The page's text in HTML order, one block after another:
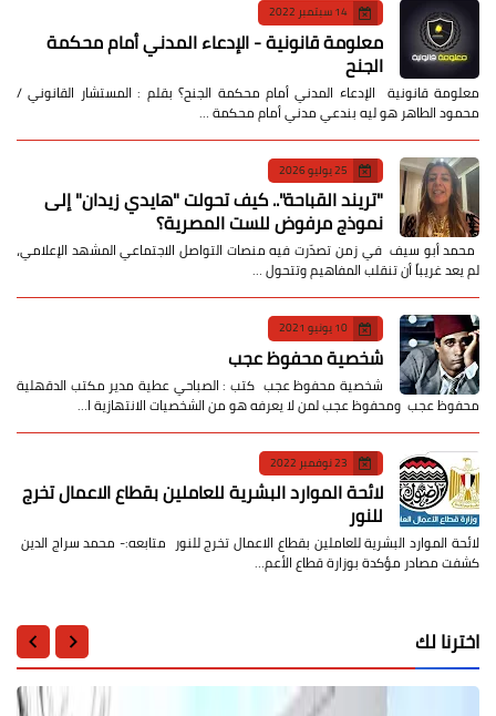
14 سبتمبر 2022
معلومة قانونية - الإدعاء المدني أمام محكمة
الجنح
معلومة قانونية الإدعاء المدني أمام محكمة الجنح؟ بقلم : المستشار القانوني /
محمود الطاهر هو ليه بندعي مدني أمام محكمة …
25 يوليو 2026
​"تريند القباحة".. كيف تحولت "هايدي زيدان" إلى
نموذج مرفوض للست المصرية؟
​ محمد أبو سيف ​في زمن تصدّرت فيه منصات التواصل الاجتماعي المشهد الإعلامي،
لم يعد غريباً أن تنقلب المفاهيم وتتحول …
10 يونيو 2021
شخصية محفوظ عجب
شخصية محفوظ عجب كتب : الصباحي عطية مدير مكتب الدقهلية
محفوظ عجب ومحفوظ عجب لمن لا يعرفه هو من الشخصيات الانتهازية ا…
23 نوفمبر 2022
لائحة الموارد البشرية للعاملين بقطاع الاعمال تخرج
للنور
لائحة الموارد البشرية للعاملين بقطاع الاعمال تخرج للنور متابعه:- محمد سراج الدين
كشفت مصادر مؤكدة بوزارة قطاع الأعم…
اخترنا لك